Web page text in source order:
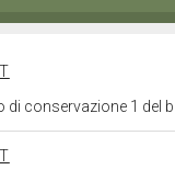
IT
di conservazione 1 del
IT